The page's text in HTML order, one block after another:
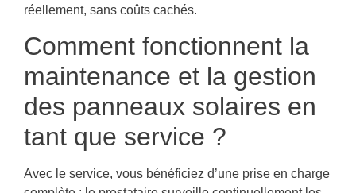
réellement, sans coûts cachés.
Comment fonctionnent la
maintenance et la gestion
des panneaux solaires en
tant que service ?
Avec le service, vous bénéficiez d’une prise en charge